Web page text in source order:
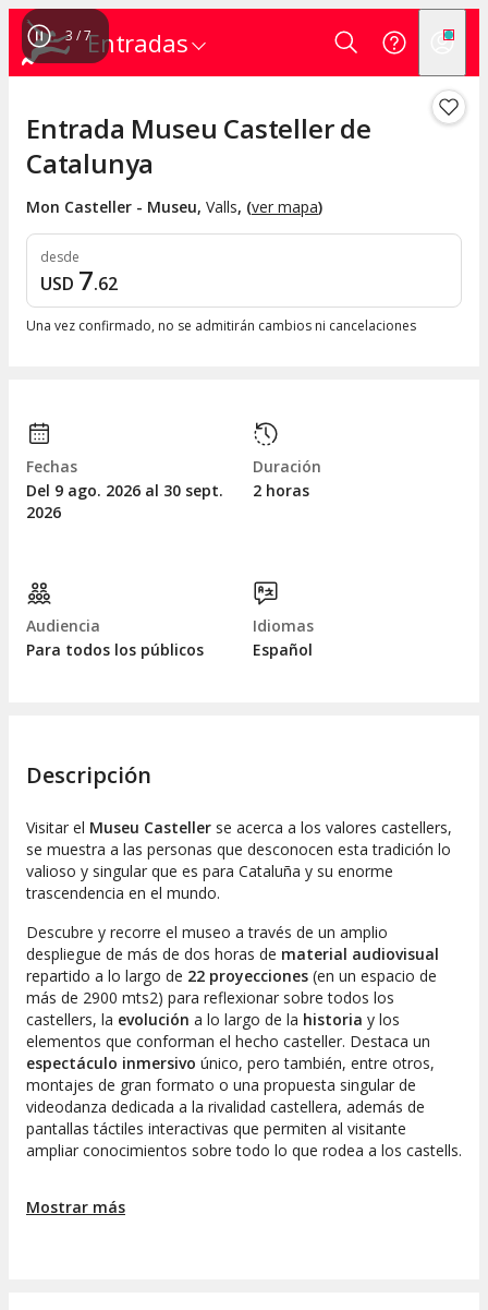
Entradas
3 /7
Entrada Museu Casteller de
Catalunya
Mon Casteller - Museu, Valls, (ver mapa)
desde
USD 7.62
Una vez confirmado, no se admitirán cambios ni cancelaciones
Fechas
Del 9 ago. 2026 al 30 sept.
2026
Duración
2 horas
Audiencia
Para todos los públicos
Idiomas
Español
Descripción
Visitar el Museu Casteller se acerca a los valores castellers,
se muestra a las personas que desconocen esta tradición lo
valioso y singular que es para Cataluña y su enorme
trascendencia en el mundo.
Descubre y recorre el museo a través de un amplio
despliegue de más de dos horas de material audiovisual
repartido a lo largo de 22 proyecciones (en un espacio de
más de 2900 mts2) para reflexionar sobre todos los
castellers, la evolución a lo largo de la historia y los
elementos que conforman el hecho casteller. Destaca un
espectáculo inmersivo único, pero también, entre otros,
montajes de gran formato o una propuesta singular de
videodanza dedicada a la rivalidad castellera, además de
pantallas táctiles interactivas que permiten al visitante
ampliar conocimientos sobre todo lo que rodea a los castells.
innovador para descubrir el hecho casteller, Patrimonio de la
Mostrar más